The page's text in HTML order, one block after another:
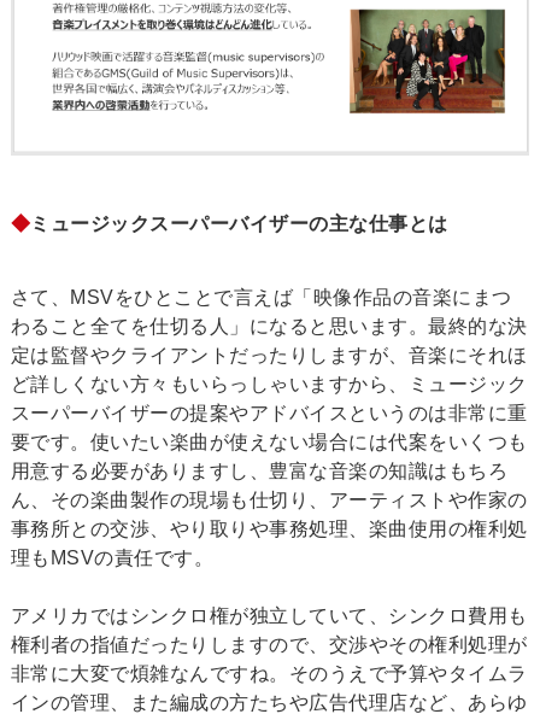
◆ミュージックスーパーバイザーの主な仕事とは
さて、MSVをひとことで言えば「映像作品の音楽にまつ
わること全てを仕切る人」になると思います。最終的な決
定は監督やクライアントだったりしますが、音楽にそれほ
ど詳しくない方々もいらっしゃいますから、ミュージック
スーパーバイザーの提案やアドバイスというのは非常に重
要です。使いたい楽曲が使えない場合には代案をいくつも
用意する必要がありますし、豊富な音楽の知識はもちろ
ん、その楽曲製作の現場も仕切り、アーティストや作家の
事務所との交渉、やり取りや事務処理、楽曲使用の権利処
理もMSVの責任です。
アメリカではシンクロ権が独立していて、シンクロ費用も
権利者の指値だったりしますので、交渉やその権利処理が
非常に大変で煩雑なんですね。そのうえで予算やタイムラ
インの管理、また編成の方たちや広告代理店など、あらゆ